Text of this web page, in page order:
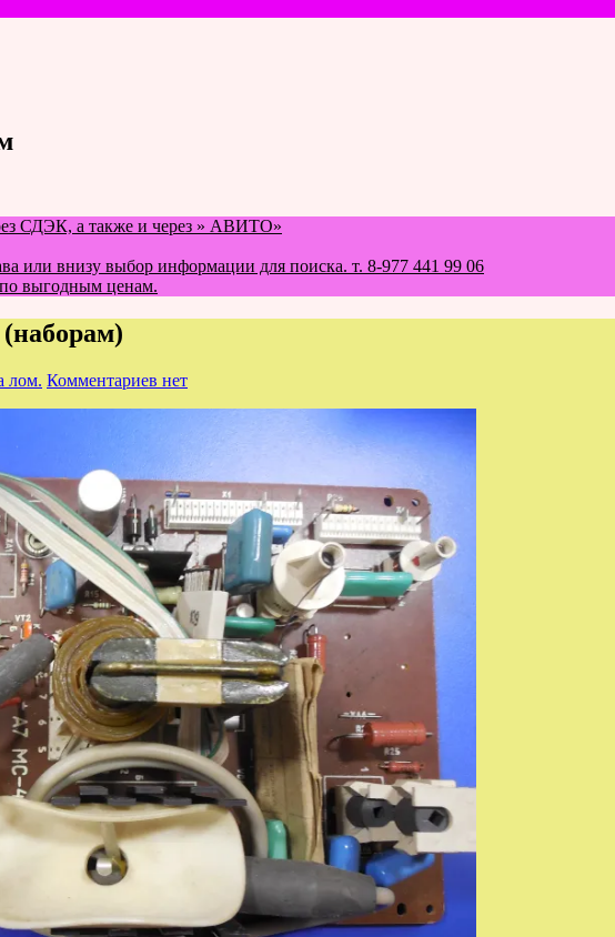
СДЭК, а также и через » АВИТО»
внизу выбор информации для поиска. т. 8-977 441 99 06
выгодным ценам.
лом. Комментариев нет